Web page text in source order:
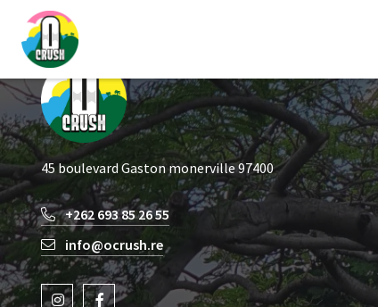
45 boulevard Gaston monerville 97400
+262 693 85 26 55
info@ocrush.re